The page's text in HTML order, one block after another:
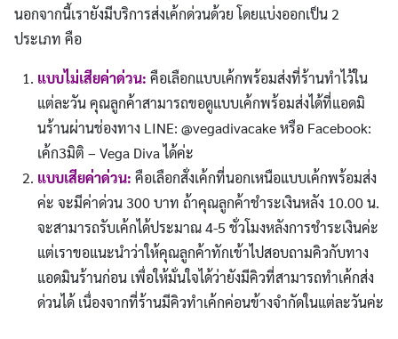
นอกจากนี้เรายังมีบริการส่งเค้กด่วนด้วย โดยแบ่งออกเป็น 2
ประเภท คือ
แบบไม่เสียค่าด่วน: คือเลือกแบบเค้กพร้อมส่งที่ร้านทำไว้ใน
แต่ละวัน คุณลูกค้าสามารถขอดูแบบเค้กพร้อมส่งได้ที่แอดมิ
นร้านผ่านช่องทาง LINE: @vegadivacake หรือ Facebook:
เค้ก3มิติ – Vega Diva ได้ค่ะ
แบบเสียค่าด่วน: คือเลือกสั่งเค้กที่นอกเหนือแบบเค้กพร้อมส่ง
ค่ะ จะมีค่าด่วน 300 บาท ถ้าคุณลูกค้าชำระเงินหลัง 10.00 น.
จะสามารถรับเค้กได้ประมาณ 4-5 ชั่วโมงหลังการชำระเงินค่ะ
แต่เราขอแนะนำว่าให้คุณลูกค้าทักเข้าไปสอบถามคิวกับทาง
แอดมินร้านก่อน เพื่อให้มั่นใจได้ว่ายังมีคิวที่สามารถทำเค้กส่ง
ด่วนได้ เนื่องจากที่ร้านมีคิวทำเค้กค่อนข้างจำกัดในแต่ละวันค่ะ